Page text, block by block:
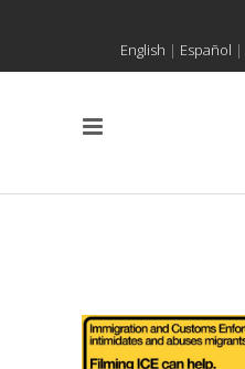
English | Español |